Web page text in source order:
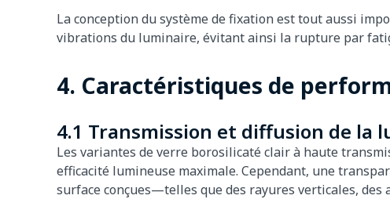
La conception du système de fixation est tout aussi
vibrations du luminaire, évitant ainsi la rupture par
4. Caractéristiques de
4.1 Transmission et diffusion de la
Les variantes de verre borosilicaté clair à haute
efficacité lumineuse maximale. Cependant, une
surface conçues—telles que des rayures verticales,